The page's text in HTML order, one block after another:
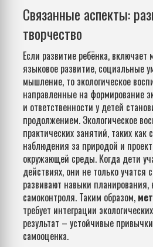
Связанные аспекты:
творчество
Если развитие ребёнка, включает
языковое развитие, социальные
мышление, то экологическое
направленные на формирование
и ответственности у детей
продолжением. Экологическое
практических занятий, таких как
наблюдения за природой и
окружающей среды. Когда дети
действиях, они не только учатся
развивают навыки
самоконтроля. Таким образом,
требует интеграции
результат – устойчивые
самооценка.